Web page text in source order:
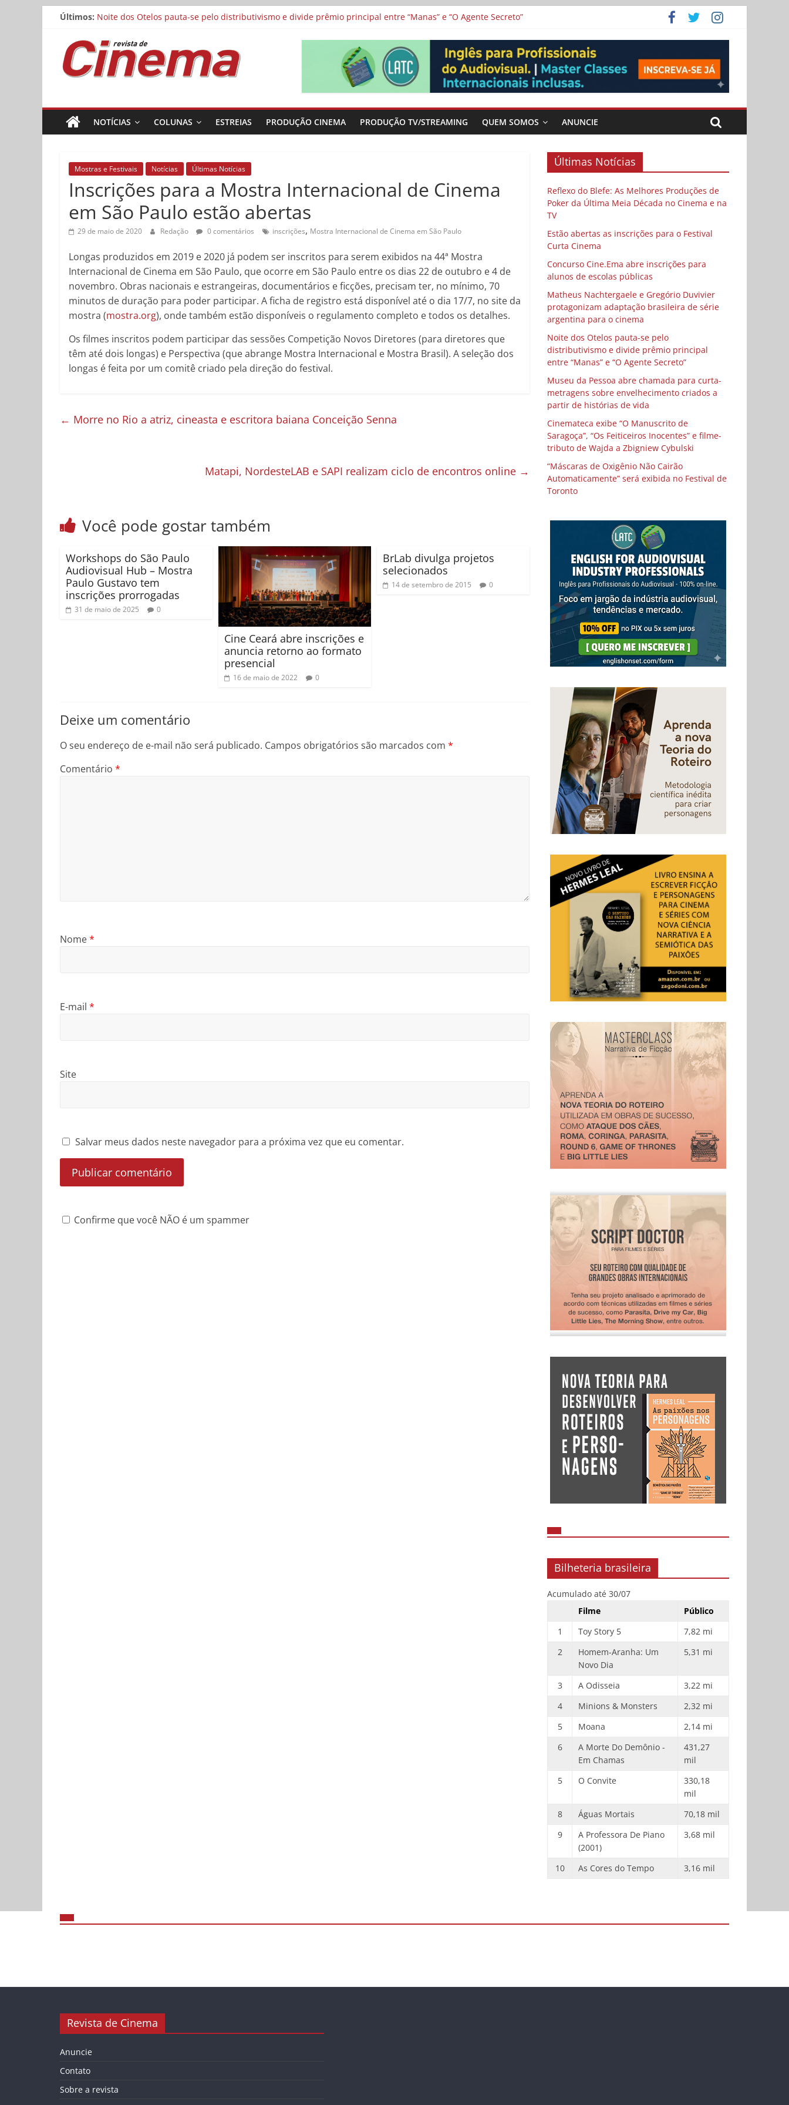
Pular
conteúdo
Últimos:
Matheus Nachtergaele e Gregório Duvivier protagonizam adaptação brasileira de série argentina para o cinema
Noite dos Otelos pauta-se pelo distributivismo e divide prêmio principal entre “Manas” e “O Agente Secreto”
Estão abertas as inscrições para o Festival Curta Cinema
Concurso Cine.Ema abre inscrições para alunos de escolas públicas
Revista
de
Cinema
NOTÍCIAS COLUNAS ESTREIAS PRODUÇÃO CINEMA PRODUÇÃO TV/STREAMING QUEM SOMOS ANUNCIE
Mostras e Festivais Notícias Últimas Notícias
Inscrições para a Mostra Internacional de Cinema
em São Paulo estão abertas
29 de maio de 2020 Redação 0 comentários inscrições, Mostra Internacional de Cinema em São Paulo
Longas produzidos em 2019 e 2020 já podem ser inscritos para serem exibidos na 44ª Mostra
Internacional de Cinema em São Paulo, que ocorre em São Paulo entre os dias 22 de outubro e 4 de
novembro. Obras nacionais e estrangeiras, documentários e ficções, precisam ter, no mínimo, 70
minutos de duração para poder participar. A ficha de registro está disponível até o dia 17/7, no site da
mostra (mostra.org), onde também estão disponíveis o regulamento completo e todos os detalhes.
Os filmes inscritos podem participar das sessões Competição Novos Diretores (para diretores que
têm até dois longas) e Perspectiva (que abrange Mostra Internacional e Mostra Brasil). A seleção dos
longas é feita por um comitê criado pela direção do festival.
← Morre no Rio a atriz, cineasta e escritora baiana Conceição Senna
Matapi, NordesteLAB e SAPI realizam ciclo de encontros online →
Você pode gostar também
Workshops do São Paulo
Audiovisual Hub – Mostra
Paulo Gustavo tem
inscrições prorrogadas
31 de maio de 2025 0
Cine Ceará abre inscrições e
anuncia retorno ao formato
presencial
16 de maio de 2022 0
BrLab divulga projetos
selecionados
14 de setembro de 2015 0
Deixe um comentário
O seu endereço de e-mail não será publicado. Campos obrigatórios são marcados com *
Comentário *
Nome*
E-mail *
Site
Salvar meus dados neste navegador para a próxima vez que eu comentar.
Confirme que você NÃO é um spammer
Últimas Notícias
Reflexo do Blefe: As Melhores Produções de
Poker da Última Meia Década no Cinema e na
TV
Estão abertas as inscrições para o Festival
Curta Cinema
Concurso Cine.Ema abre inscrições para
alunos de escolas públicas
Matheus Nachtergaele e Gregório Duvivier
protagonizam adaptação brasileira de série
argentina para o cinema
Noite dos Otelos pauta-se pelo
distributivismo e divide prêmio principal
entre “Manas” e “O Agente Secreto”
Museu da Pessoa abre chamada para curta-
metragens sobre envelhecimento criados a
partir de histórias de vida
Cinemateca exibe “O Manuscrito de
Saragoça”, “Os Feiticeiros Inocentes” e filme-
tributo de Wajda a Zbigniew Cybulski
“Máscaras de Oxigênio Não Cairão
Automaticamente” será exibida no Festival de
Toronto
Bilheteria brasileira
Acumulado até 30/07
Filme
Público
1
Toy Story 5
7,82 mi
2
Homem-Aranha: Um
Novo Dia
5,31 mi
3 A Odisseia
3,22 mi
4
Minions & Monsters
2,32 mi
5
Moana
2,14 mi
6
A Morte Do Demônio -
Em Chamas
431,27
mil
5
O Convite
330,18
mil
8
Águas Mortais
70,18 mil
9
A Professora De Piano
(2001)
3,68 mil
10 As Cores do Tempo 3,16 mil
Revista de Cinema
Anuncie
Contato
Sobre a revista